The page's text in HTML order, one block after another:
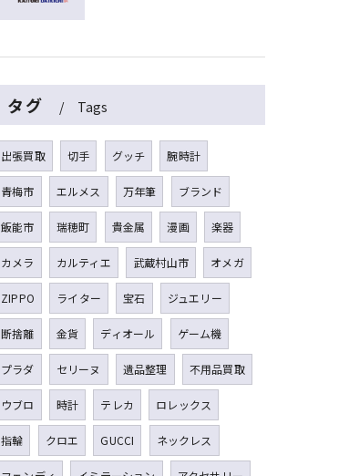
タグ Tags
出張買取 切手 グッチ 腕時計
青梅市 エルメス 万年筆 ブランド
飯能市 瑞穂町 貴金属 漫画 楽器
カメラ カルティエ 武蔵村山市 オメガ
ZIPPO ライター 宝石 ジュエリー
断捨離 金貨 ディオール ゲーム機
プラダ セリーヌ 遺品整理 不用品買取
ウブロ 時計 テレカ ロレックス
指輪 クロエ GUCCI ネックレス